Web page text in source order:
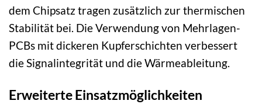
dem Chipsatz tragen zusätzlich zur thermischen
Stabilität bei. Die Verwendung von Mehrlagen-
PCBs mit dickeren Kupferschichten verbessert
die Signalintegrität und die Wärmeableitung.
Erweiterte Einsatzmöglichkeiten